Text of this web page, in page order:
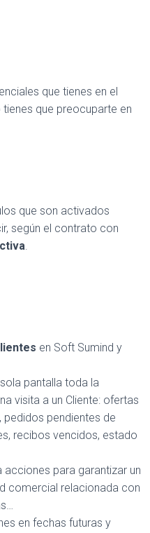
que tienes en el
tienes que preocuparte en
que son activados
según el contrato con
.
en Soft Sumind y
pantalla toda la
visita a un Cliente: ofertas
pendientes de
recibos vencidos, estado
acciones para garantizar un
comercial relacionada con
en fechas futuras y